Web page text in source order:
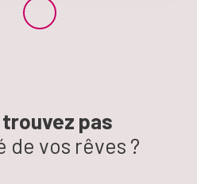
pas
de vos rêves ?